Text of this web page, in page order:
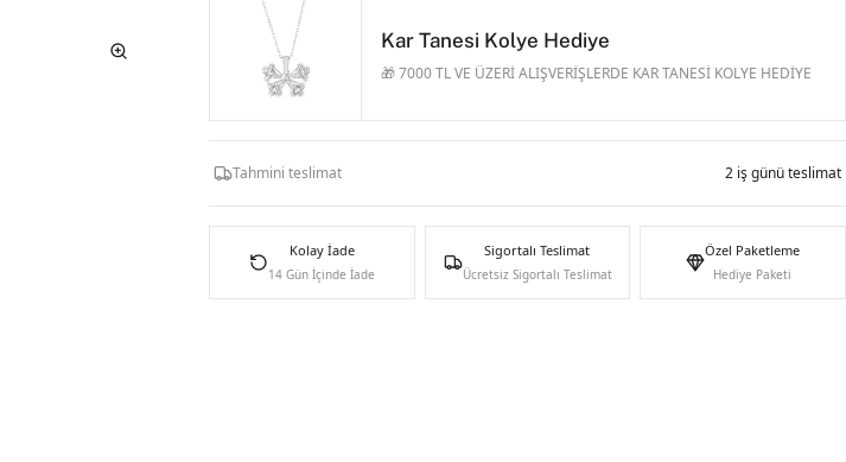
Kar Tanesi Kolye Hediye
🎁 7000 TL VE ÜZERİ ALIŞVERİŞLERDE KAR TANESİ KOLYE HEDİYE
Tahmini teslimat 2 iş günü teslimat
Kolay İade
14 Gün İçinde İade
Sigortalı Teslimat
Ücretsiz Sigortalı Teslimat
Özel Paketleme
Hediye Paketi